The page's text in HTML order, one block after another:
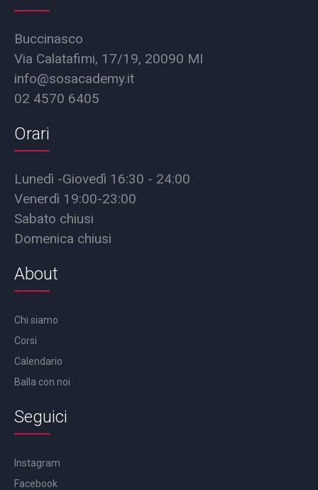
Buccinasco
Via Calatafimi, 17/19, 20090 MI
info@sosacademy.it
02 4570 6405
Orari
Lunedì -Giovedì 16:30 - 24:00
Venerdì 19:00-23:00
Sabato chiusi
Domenica chiusi
About
Chi siamo
Corsi
Calendario
Balla con noi
Seguici
Instagram
Facebook